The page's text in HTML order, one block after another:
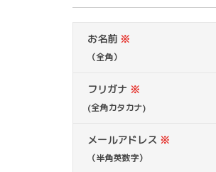
お名前 ※
（全角）
フリガナ ※
(全角カタカナ)
メールアドレス ※
（半角英数字）